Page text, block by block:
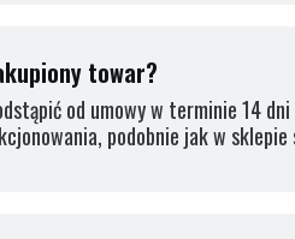
towar?
od umowy w terminie 14
podobnie jak w